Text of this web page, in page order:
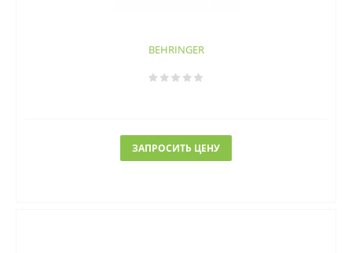
BEHRINGER
ЗАПРОСИТЬ ЦЕНУ